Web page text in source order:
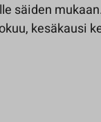
säiden
kesäkausi